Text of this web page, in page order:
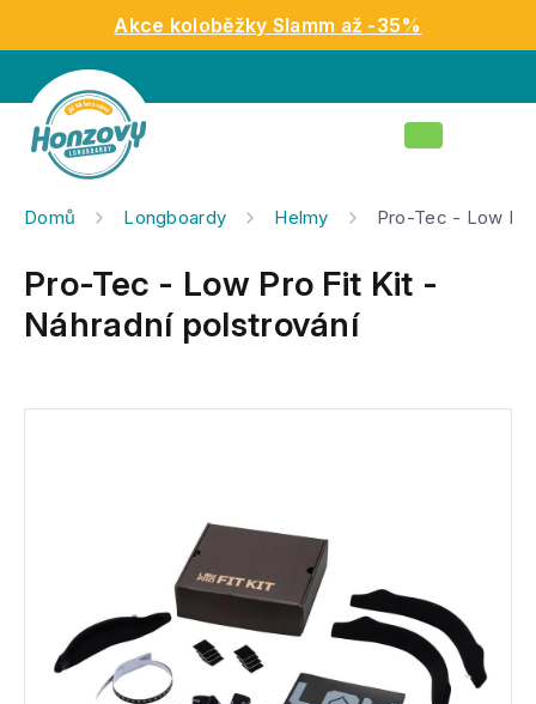
obsah
Akce koloběžky Slamm až -35%
Nákupní
Domů Longboardy Helmy Pro-Tec - Low
Pro-Tec - Low Pro Fit Kit -
Náhradní polstrování